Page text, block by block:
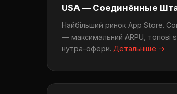
USA — Соединённые
Найбільший ринок App Store.
— максимальний ARPU, топові
нутра-офери. Детальніше →